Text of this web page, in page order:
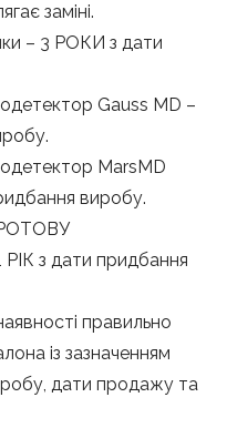
заміні.
– 3 РОКИ з дати
Gauss MD –
MarsMD
виробу.
з дати придбання
правильно
із зазначенням
дати продажу та